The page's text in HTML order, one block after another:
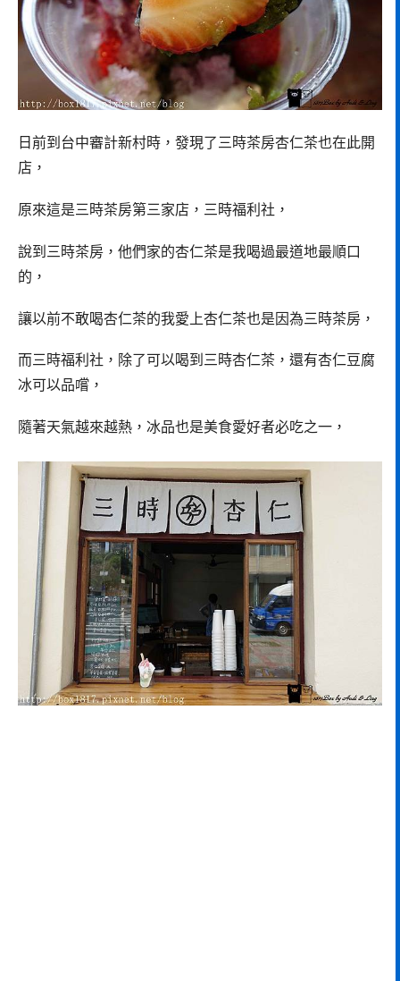
日前到台中審計新村時，發現了三時茶房杏仁茶也在此開
店，
原來這是三時茶房第三家店，三時福利社，
說到三時茶房，他們家的杏仁茶是我喝過最道地最順口
的，
讓以前不敢喝杏仁茶的我愛上杏仁茶也是因為三時茶房，
而三時福利社，除了可以喝到三時杏仁茶，還有杏仁豆腐
冰可以品嚐，
隨著天氣越來越熱，冰品也是美食愛好者必吃之一，